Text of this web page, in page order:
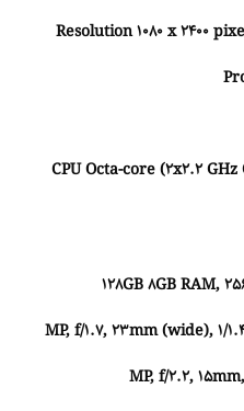
Resolution 1080 x 2400
CPU Octa-core (2x2.2
128GB 8GB RAM,
200 MP, f/1.7, 23mm (wide),